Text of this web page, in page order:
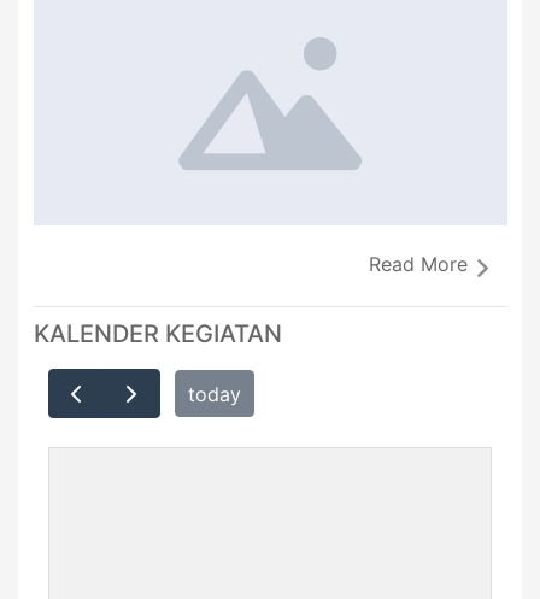
Read More
KALENDER KEGIATAN
today